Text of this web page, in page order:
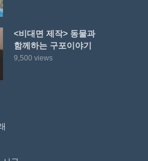
<비대면 제작> 동물과
함께하는 구포이야기
9,500 views